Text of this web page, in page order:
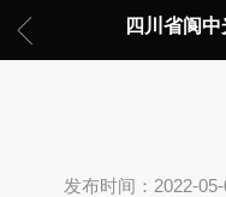
四川省阆
发布时间：2022-